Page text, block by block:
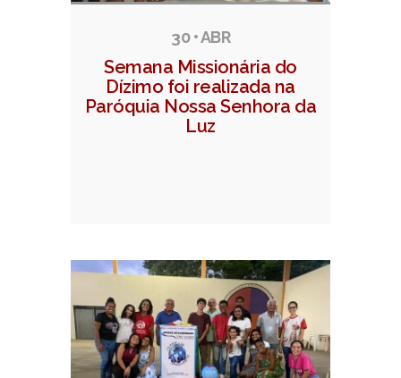
30 • ABR
Semana Missionária do
Dízimo foi realizada na
Paróquia Nossa Senhora da
Luz